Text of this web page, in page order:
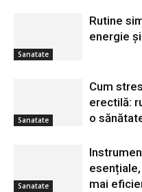
Sanatate
Rutine
energie
Sanatate
Cum
erectilă:
o
Sanatate
mai